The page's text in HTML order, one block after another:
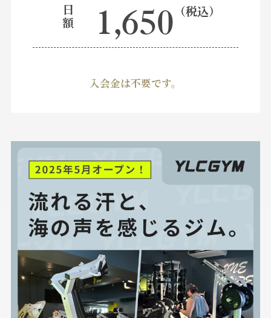
日
額
1,650 （税込）
入会金は不要です。